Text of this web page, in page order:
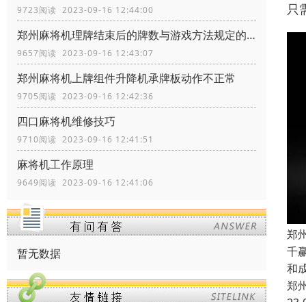
9723阅读 2023-09-16 12:44:00
郑州麻将机理牌结束后的牌数与游戏方法规定的不一致
9657阅读 2023-09-16 12:43:07
郑州麻将机上牌组件升降机承牌板动作不正常
9705阅读 2023-09-16 12:42:36
四口麻将机维修技巧
9710阅读 2023-09-16 12:41:51
麻将机工作原理
9649阅读 2023-09-16 12:41:06
暂无数据
只
郑
千
和
郑